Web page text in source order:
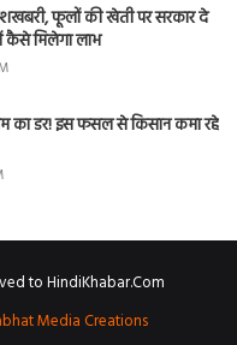
फूलों की खेती पर सरकार दे
कैसे मिलेगा लाभ
का डर! इस फसल से किसान कमा रहे
to HindiKhabar.Com
Media Creations